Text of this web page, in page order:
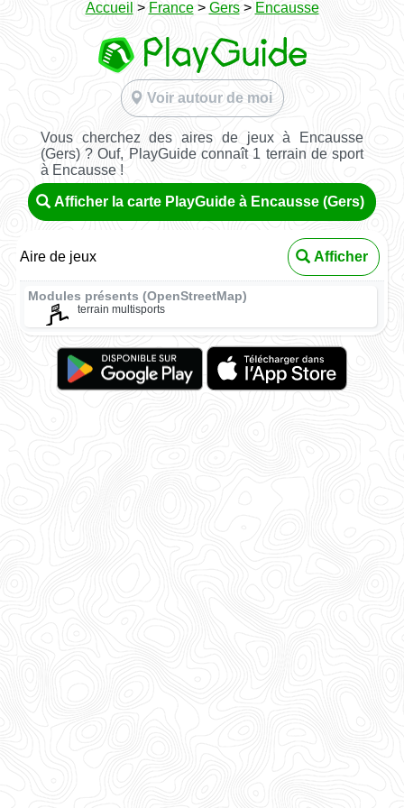
Accueil > France> Gers> Encausse
Voir autour de moi
Vous cherchez des aires de jeux à Encausse
(Gers) ? Ouf, PlayGuide connaît 1 terrain de sport
à Encausse !
Afficher la carte PlayGuide à Encausse (Gers)
Aire de jeux Afficher
Modules présents (OpenStreetMap)
terrain multisports